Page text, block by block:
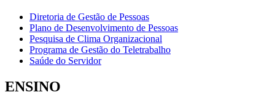
Diretoria de Gestão de Pessoas
Plano de Desenvolvimento de Pessoas
Pesquisa de Clima Organizacional
Programa de Gestão do Teletrabalho
Saúde do Servidor
ENSINO